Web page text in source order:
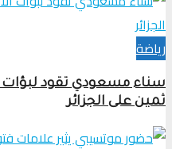
رياضة
سناء مسعودي تقود لبؤات
ثمين على الجزائر